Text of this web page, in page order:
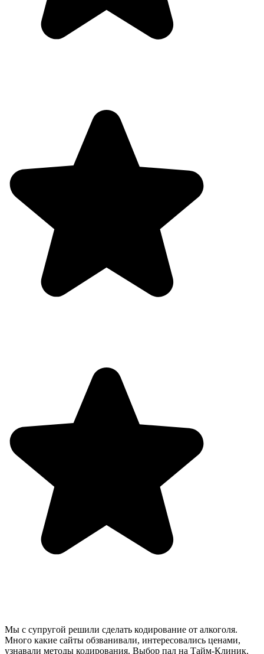
Мы с супругой решили сделать кодирование от алкоголя.
Много какие сайты обзванивали, интересовались ценами,
узнавали методы кодирования. Выбор пал на Тайм-Клиник.